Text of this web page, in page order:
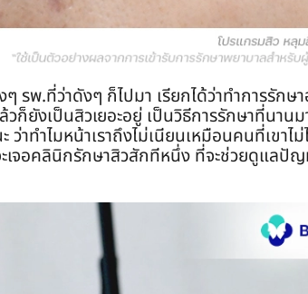
พ.ที่ว่าดังๆ ก็ไปมา เรียกได้ว่าทำการรักษ
ก็ยังเป็นสิวเยอะอยู่ เป็นวิธีการรักษาที่นาน
ทำไมหน้าเราถึงไม่เนียนเหมือนคนที่เขาไม่
เจอคลินิกรักษาสิวสักทีหนึ่ง ที่จะช่วยดูแลปัญ